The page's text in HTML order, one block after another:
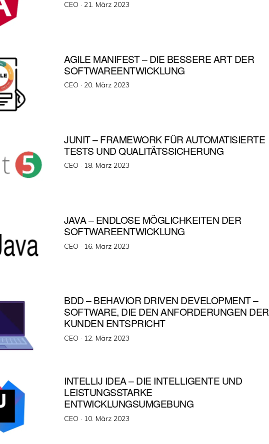
CEO · Veröffentlicht
21. März 2023
AGILE MANIFEST – DIE BESSERE ART DER
SOFTWAREENTWICKLUNG
CEO · Veröffentlicht
20. März 2023
JUNIT – FRAMEWORK FÜR AUTOMATISIERTE
TESTS UND QUALITÄTSSICHERUNG
CEO · Veröffentlicht
18. März 2023
JAVA – ENDLOSE MÖGLICHKEITEN DER
SOFTWAREENTWICKLUNG
CEO · Veröffentlicht
16. März 2023
BDD – BEHAVIOR DRIVEN DEVELOPMENT –
SOFTWARE, DIE DEN ANFORDERUNGEN DER
KUNDEN ENTSPRICHT
CEO · Veröffentlicht
12. März 2023
INTELLIJ IDEA – DIE INTELLIGENTE UND
LEISTUNGSSTARKE
ENTWICKLUNGSUMGEBUNG
CEO · Veröffentlicht
10. März 2023